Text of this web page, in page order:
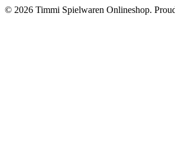
© 2026 Timmi Spielwaren Onlineshop.